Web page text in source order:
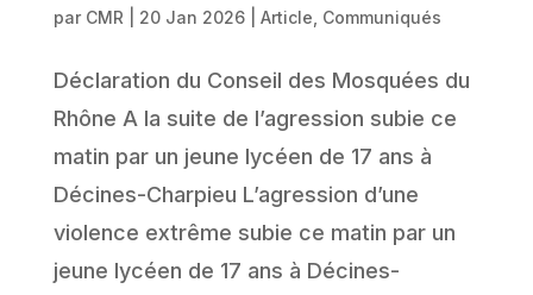
par CMR 20 Jan 2026| Article Communiqués
Déclaration du Conseil des Mosquées du
Rhône A la suite de l’agression subie ce
matin par un jeune lycéen de 17 ans à
Décines-Charpieu L’agression d’une
violence extrême subie ce matin par un
jeune lycéen de 17 ans à Décines-